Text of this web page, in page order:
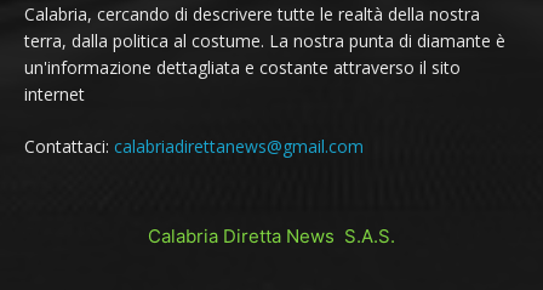
Calabria, cercando di descrivere tutte le realtà della nostra
terra, dalla politica al costume. La nostra punta di diamante è
un'informazione dettagliata e costante attraverso il sito
internet
Contattaci: calabriadirettanews@gmail.com
Calabria Diretta News S.A.S.